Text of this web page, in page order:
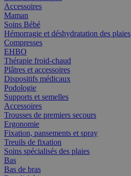
Accessoires
Maman
Soins Bébé
Hémorragie et déshydratation des plaies
Compresses
EHBO
Thérapie froid-chaud
Plâtres et accessoires
Dispositifs médicaux
Podologie
Supports et semelles
Accessoires
Trousses de premiers secours
Ergonomie
Fixation, pansements et spray
Treuils de fixation
Soins spécialisés des plaies
Bas
Bas de bras